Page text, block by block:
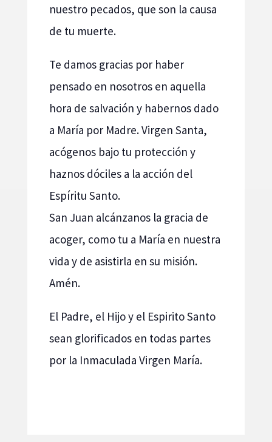
nuestro pecados, que son la causa
de tu muerte.
Te damos gracias por haber
pensado en nosotros en aquella
hora de salvación y habernos dado
a María por Madre. Virgen Santa,
acógenos bajo tu protección y
haznos dóciles a la acción del
Espíritu Santo.
San Juan alcánzanos la gracia de
acoger, como tu a María en nuestra
vida y de asistirla en su misión.
Amén.
El Padre, el Hijo y el Espirito Santo
sean glorificados en todas partes
por la Inmaculada Virgen María.